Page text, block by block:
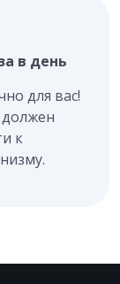
в день
для вас!
к